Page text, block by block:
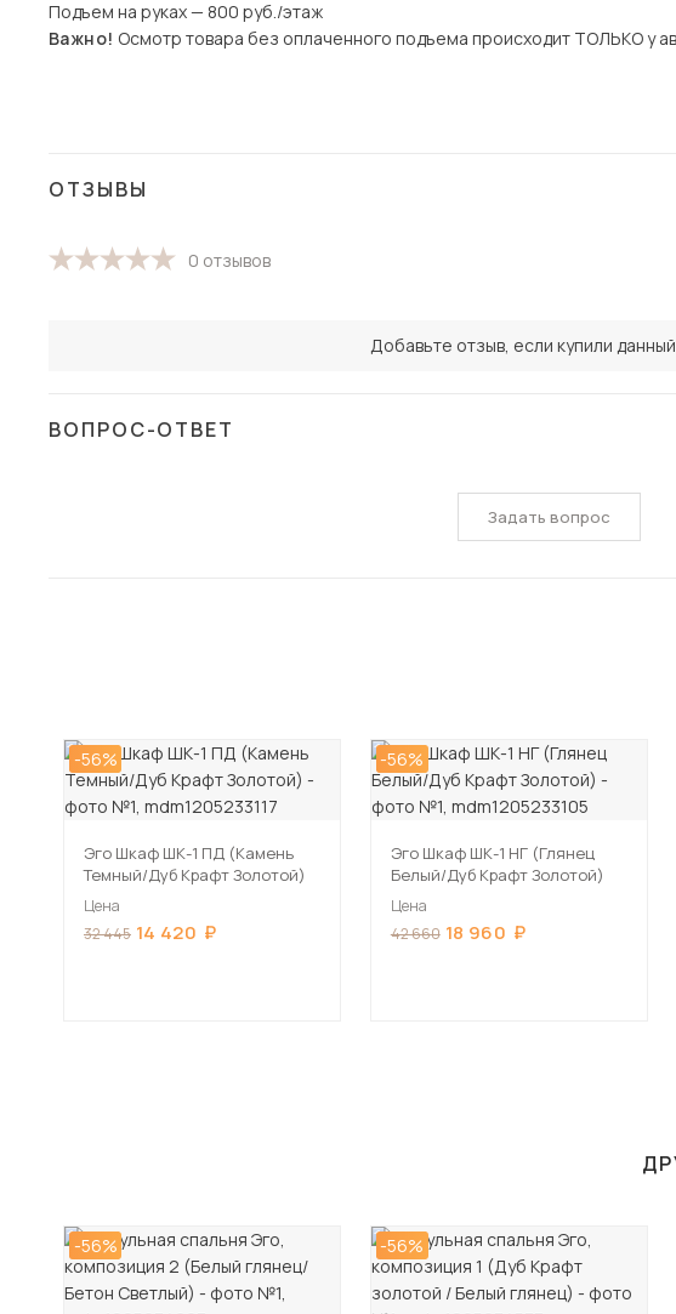
Подъем на руках — 800 руб./этаж
Важно! Осмотр товара без оплаченного подъема происходит ТОЛЬКО у
ОТЗЫВЫ
0 отзывов
Добавьте отзыв, если купили
ВОПРОС-ОТВЕТ
Задать вопрос
-56%
Эго Шкаф ШК-1 ПД (Камень
Темный/Дуб Крафт Золотой)
Цена
32 445 14 420
-56%
Эго Шкаф ШК-1 НГ (Глянец
Белый/Дуб Крафт Золотой)
Цена
42 660 18 960
-56% -56%